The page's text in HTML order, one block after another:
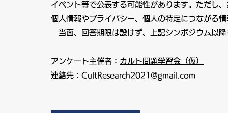
イベント等で公表する可能性があります。ただし
個人情報やプライバシー、個人の特定につながる
当面、回答期限は設けず、上記シンポジウム以
アンケート主催者： カルト問題学習会（仮）
連絡先： CultResearch2021@gmail.com